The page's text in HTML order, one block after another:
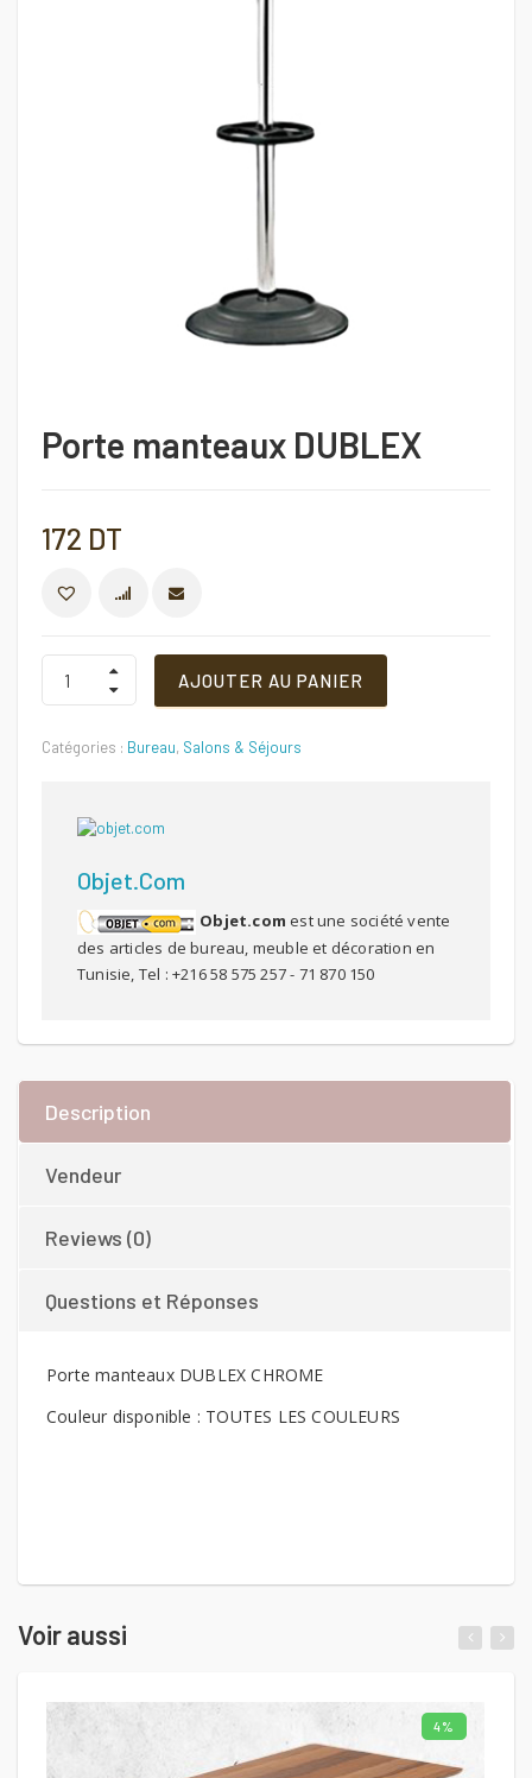
Porte manteaux DUBLEX
172 DT
COMPARER
Porte
manteaux
DUBLEX
AJOUTER AU PANIER
Catégories : Bureau, Salons & Séjours
Objet.com
Objet.com est une société vente
des articles de bureau, meuble et décoration en
Tunisie, Tel : +216 58 575 257 - 71 870 150
Description
Vendeur
Reviews (0)
Questions et Réponses
Porte manteaux DUBLEX CHROME
Couleur disponible : TOUTES LES COULEURS
Voir aussi
4%